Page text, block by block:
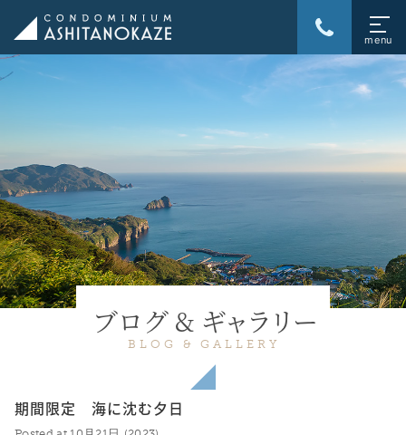
ブログ & ギャラリー
BLOG & GALLERY
期間限定 海に沈む夕日